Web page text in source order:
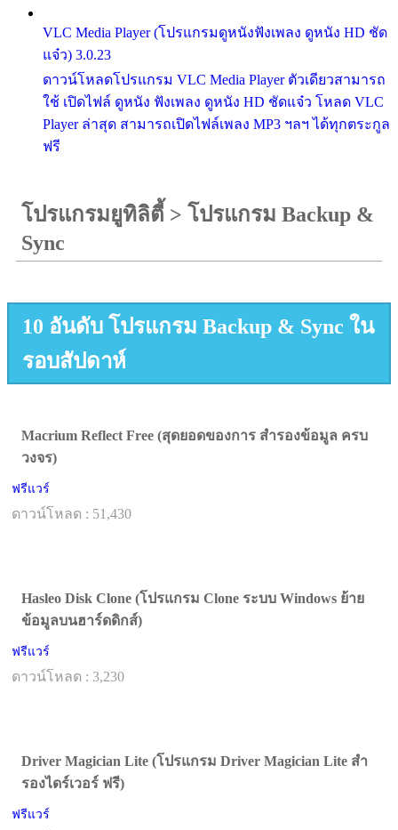
VLC Media Player (โปรแกรมดูหนังฟังเพลง ดูหนัง HD ชัด
แจ๋ว) 3.0.23
ดาวน์โหลดโปรแกรม VLC Media Player ตัวเดียวสามารถ
ใช้ เปิดไฟล์ ดูหนัง ฟังเพลง ดูหนัง HD ชัดแจ๋ว โหลด VLC
Player ล่าสุด สามารถเปิดไฟล์เพลง MP3 ฯลฯ ได้ทุกตระกูล
ฟรี
โปรแกรมยูทิลิตี้ > โปรแกรม Backup &
Sync
10 อันดับ โปรแกรม Backup & Sync ใน
รอบสัปดาห์
Macrium Reflect Free (สุดยอดของการ สำรองข้อมูล ครบ
วงจร)
ฟรีแวร์
ดาวน์โหลด : 51,430
Hasleo Disk Clone (โปรแกรม Clone ระบบ Windows ย้าย
ข้อมูลบนฮาร์ดดิกส์)
ฟรีแวร์
ดาวน์โหลด : 3,230
Driver Magician Lite (โปรแกรม Driver Magician Lite สำ
รองไดร์เวอร์ ฟรี)
ฟรีแวร์